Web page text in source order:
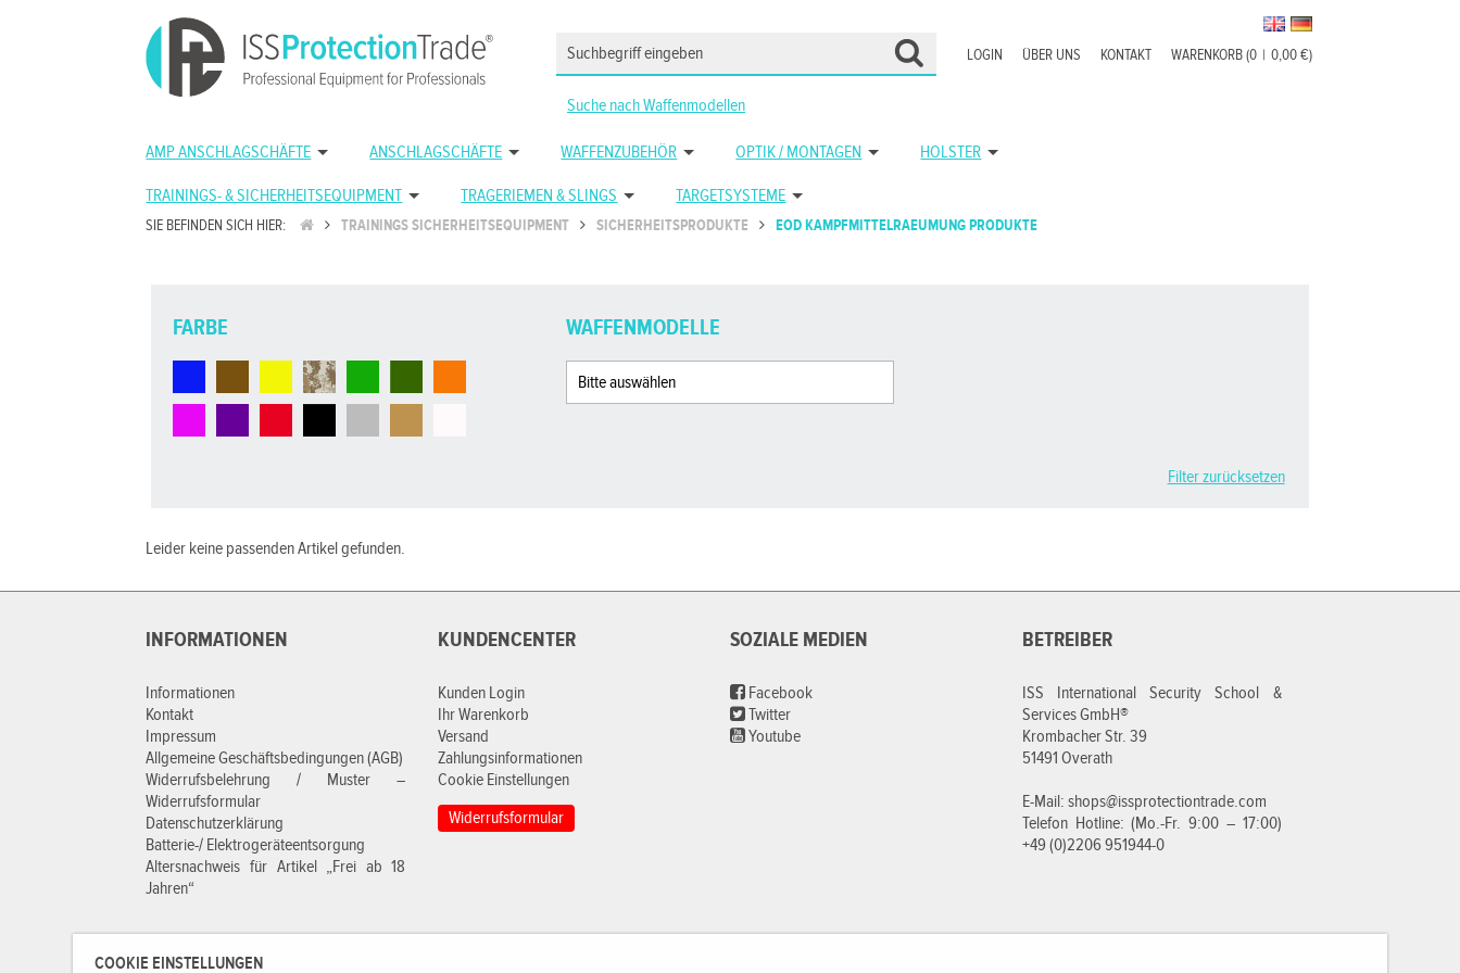
COOKIE EINSTELLUNGEN
WARENKORB (0 | 0,00 €)
KONTAKT
ÜBER UNS
LOGIN
Suche nach Waffenmodellen
AMP ANSCHLAGSCHÄFTE ANSCHLAGSCHÄFTE WAFFENZUBEHÖR OPTIK / MONTAGEN HOLSTER
TRAININGS- & SICHERHEITSEQUIPMENT TRAGERIEMEN & SLINGS TARGETSYSTEME
SIE BEFINDEN SICH HIER: TRAININGS SICHERHEITSEQUIPMENT SICHERHEITSPRODUKTE EOD KAMPFMITTELRAEUMUNG PRODUKTE
FARBE WAFFENMODELLE
Filter zurücksetzen
Leider keine passenden Artikel gefunden.
INFORMATIONEN
Informationen
Kontakt
Impressum
Allgemeine Geschäftsbedingungen (AGB)
Widerrufsbelehrung / Muster –
Widerrufsformular
Datenschutzerklärung
Batterie-/ Elektrogeräteentsorgung
Altersnachweis für Artikel „Frei ab 18
Jahren“
KUNDENCENTER
Kunden Login
Ihr Warenkorb
Versand
Zahlungsinformationen
Cookie Einstellungen
Widerrufsformular
SOZIALE MEDIEN
Facebook
Twitter
Youtube
BETREIBER
ISS International Security School &
Services GmbH®
Krombacher Str. 39
51491 Overath
E-Mail: shops@issprotectiontrade.com
Telefon Hotline: (Mo.-Fr. 9:00 – 17:00)
+49 (0)2206 951944-0